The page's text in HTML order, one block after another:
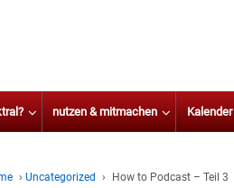
nutzen & mitmachen Kalender
› Uncategorized › How to Podcast – Teil 3